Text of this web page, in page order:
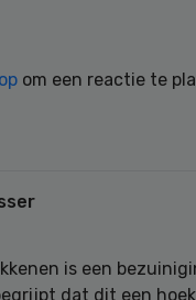
om een reactie te
is een
dat dit een